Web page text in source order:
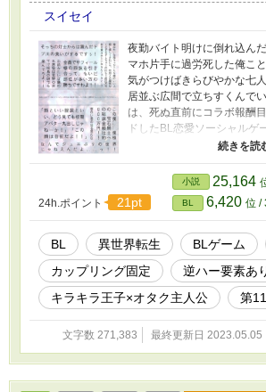
で、実際にもドSで情の薄い快楽主義者ではあ
においてはインテリ学者肌で探求心と知的好奇
もある ・南十星に対しては一発目で面倒なのに
と思っているが元々大して戻る気もないのと南
なく美味しいのでとりあえずは現状に甘んじて
スイセイ
夜勤バイト明けに倒れ込ん
マホ片手に過労死した俺こ
気がつけばきらびやかな七
居並ぶ広間で立ちすくんで
は、死ぬ直前にコラボ報酬
ドしたBL恋愛ソーシャルゲ
七つの耀燈（ランプ）』の
ル、しかも不人気ゆえ途中
るキャラらしい。 だが、俺
最初のチュートリアルバト
守られチヤホヤされて、優
らえる喜びを。 こんなやさ
して、前世みたいに隅っこ
ダンゴムシとして生きてく
い。過去の陰縁焼き捨てて
ラキラ王子を傍らに、同じ
人公とバチバチしつつ、俺
ヤホヤされる世界を目指す
グ・ソシャゲあるあると・
※逆ハー要素もありますが
です。 ※R18は最後にあり
24h.ポイント 21pt
小説 25,164
BL 6,420 位 /
BL 異世界転生 BLゲーム
カップリング固定
逆ハー要素あ
キラキラ王子×オタク主人公
第
文字数 271,383 最終更新日 2023.05.05